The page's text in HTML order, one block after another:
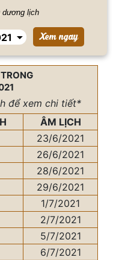
dương lịch
TRONG
để xem chi tiết*
ÂM LỊCH
23/6/2021
26/6/2021
28/6/2021
29/6/2021
1/7/2021
2/7/2021
5/7/2021
6/7/2021